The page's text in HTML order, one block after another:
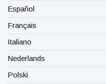
Español
Français
Italiano
Nederlands
Polski